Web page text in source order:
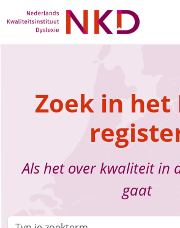
Zoek in het
Als het over kwaliteit in
gaat